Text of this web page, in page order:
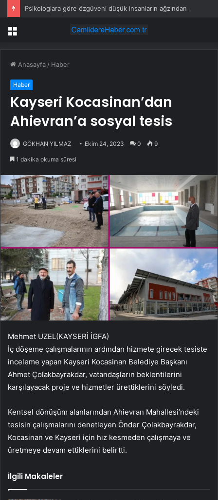
Menü
Anasayfa / Haber
Haber
Kayseri Kocasinan’dan
Ahievran’a sosyal tesis
GÖKHAN YILMAZ Ekim 24, 2023 0 9
1 dakika okuma süresi
Mehmet UZEL(KAYSERİ İGFA)
İç döşeme çalışmalarının ardından hizmete girecek tesiste
inceleme yapan Kayseri Kocasinan Belediye Başkanı
Ahmet Çolakbayrakdar, vatandaşların beklentilerini
karşılayacak proje ve hizmetler ürettiklerini söyledi.
Kentsel dönüşüm alanlarından Ahievran Mahallesi’ndeki
tesisin çalışmalarını denetleyen Önder Çolakbayrakdar,
Kocasinan ve Kayseri için hız kesmeden çalışmaya ve
üretmeye devam ettiklerini belirtti.
İlgili Makaleler